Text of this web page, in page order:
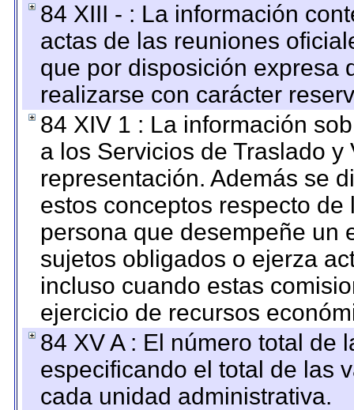
84 XIII - : La información
actas de las reuniones
que por disposición expresa
realizarse con carácter
84 XIV 1 : La información
a los Servicios de Traslado
representación. Además se
estos conceptos respecto
persona que desempeñe un
sujetos obligados o ejerza
incluso cuando estas
ejercicio de recursos
84 XV A : El número total de
especificando el total de las
cada unidad administrativa.